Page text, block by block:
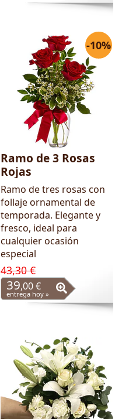
-10%
Ramo de 3 Rosas
Rojas
Ramo de tres rosas con
follaje ornamental de
temporada. Elegante y
fresco, ideal para
cualquier ocasión
especial
43,30 €
39,00 €
entrega hoy »